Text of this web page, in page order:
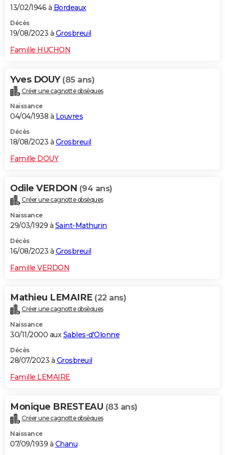
13/02/1946 à Bordeaux
Décès
19/08/2023 à Grosbreuil
Famille HUCHON
Yves DOUY (85 ans)
Créer une cagnotte obsèques
Naissance
04/04/1938 à Louvres
Décès
18/08/2023 à Grosbreuil
Famille DOUY
Odile VERDON (94 ans)
Créer une cagnotte obsèques
Naissance
29/03/1929 à Saint-Mathurin
Décès
16/08/2023 à Grosbreuil
Famille VERDON
Mathieu LEMAIRE (22 ans)
Créer une cagnotte obsèques
Naissance
30/11/2000 auxSables-d'Olonne
Décès
28/07/2023 à Grosbreuil
Famille LEMAIRE
Monique BRESTEAU (83 ans)
Créer une cagnotte obsèques
Naissance
07/09/1939 à Chanu